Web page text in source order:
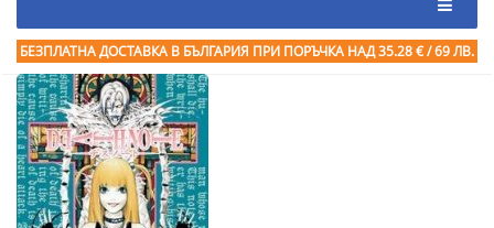
БЕЗПЛАТНА ДОСТАВКА В БЪЛГАРИЯ ПРИ ПОРЪЧКА НАД 35.28 € / 69 ЛВ.